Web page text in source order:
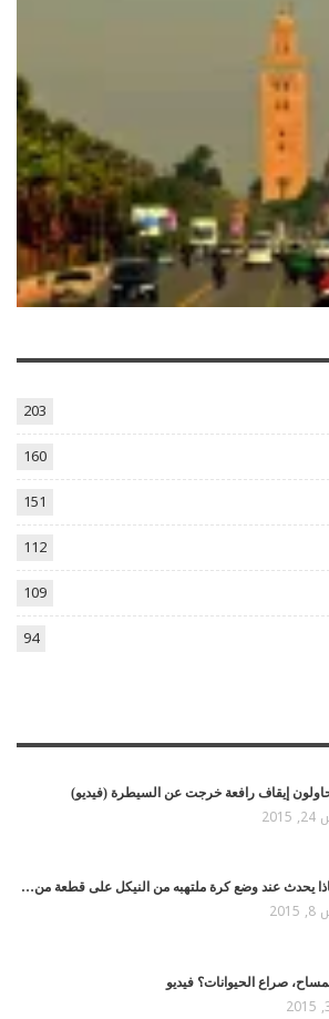
203
160
151
112
109
94
إيقاف رافعة خرجت عن السيطرة (فيديو)
يحدث عند وضع كرة ملتهبه من النيكل على قطعة من…
صراع الحيوانات؟ فيديو